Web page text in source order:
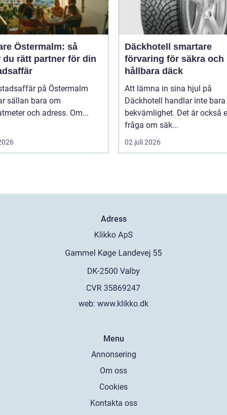
Östermalm: så
du rätt partner för din
på Östermalm
sällan bara om
och adress. Om...
Däckhotell smartare
förvaring för säkra och
hållbara däck
Att lämna in sina hjul på
Däckhotell handlar inte
bekvämlighet. Det är också
fråga om säk...
02 juli 2026
Adress
web: www.klikko.dk
Menu
Annonsering
Om oss
Cookies
Kontakta oss